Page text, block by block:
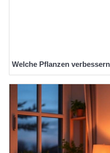
Welche Pflanzen